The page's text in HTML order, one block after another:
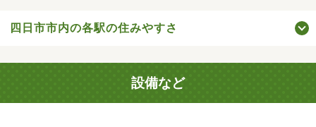
四日市市内の各駅の住みやすさ
設備など